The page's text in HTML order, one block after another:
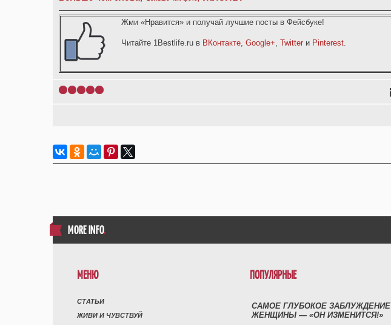
Жми «Нравится» и получай лучшие посты в Фейсбуке!
Читайте 1Bestlife.ru в ВКонтакте, Google+, Twitter и Pinterest.
1 2 3 4
MORE INFO.
МЕНЮ
СТАТЬИ
ЖИВИ И ЧУВСТВУЙ
ПОПУЛЯРНЫЕ
САМОЕ ГЛУБОКОЕ ЗАБЛУЖДЕНИЕ
ЖЕНЩИНЫ — «ОН ИЗМЕНИТСЯ!»